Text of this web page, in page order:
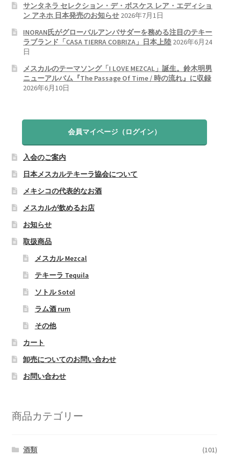
サンタネラ セレクション・デ・ボスケス レア・エディショ
ン アネホ 日本発売のお知らせ 2026年7月1日
INORAN氏がグローバルアンバサダーを務める注目のテキー
ラブランド「CASA TIERRA COBRIZA」日本上陸 2026年6月24
日
メスカルのテーマソング「I LOVE MEZCAL」誕生。鈴木明男
ニューアルバム『The Passage Of Time / 時の流れ』に収録
2026年6月10日
会員マイページ（ログイン）
入会のご案内
日本メスカルテキーラ協会について
メキシコの代表的なお酒
メスカルが飲めるお店
お知らせ
取扱商品
メスカル Mezcal
テキーラ Tequila
ソトル Sotol
ラム酒 rum
その他
カート
卸売についてのお問い合わせ
お問い合わせ
商品カテゴリー
酒類
(101)